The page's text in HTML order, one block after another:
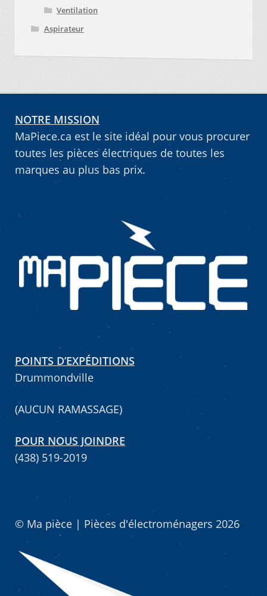
Ventilation
Aspirateur
NOTRE MISSION
MaPiece.ca est le site idéal pour vous procurer
toutes les pièces électriques de toutes les
marques au plus bas prix.
POINTS D’EXPÉDITIONS
Drummondville
(AUCUN RAMASSAGE)
POUR NOUS JOINDRE
(438) 519-2019
© Ma pièce | Pièces d'électroménagers 2026